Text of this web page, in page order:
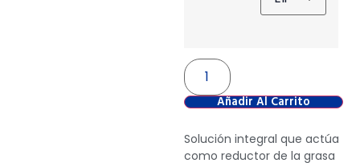
Añadir Al Carrito
Solución integral que actúa
como reductor de la grasa